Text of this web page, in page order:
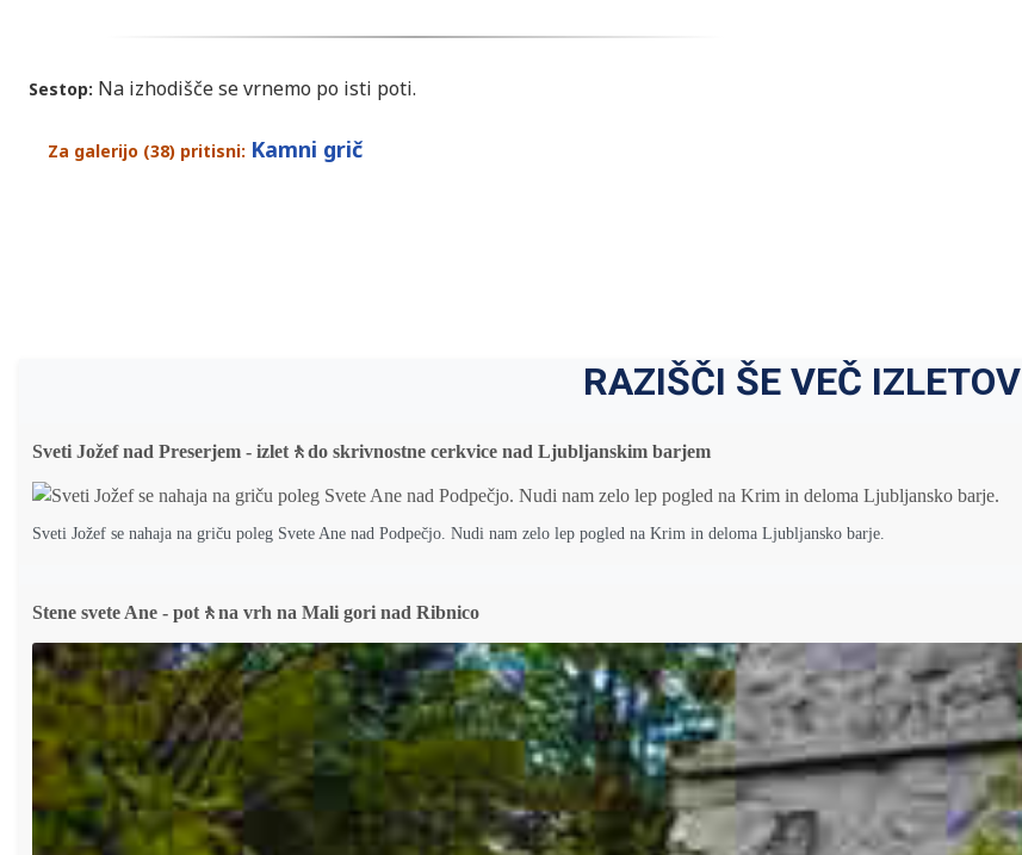
Sestop: Na izhodišče se vrnemo po isti poti.
Za galerijo (38) pritisni: Kamni grič
RAZIŠČI ŠE VEČ IZLETOV
Sveti Jožef nad Preserjem - izlet🚶do skrivnostne cerkvice nad Ljubljanskim barjem
Sveti Jožef se nahaja na griču poleg Svete Ane nad Podpečjo. Nudi nam zelo lep pogled na Krim in deloma Ljubljansko barje.
Stene svete Ane - pot🚶na vrh na Mali gori nad Ribnico